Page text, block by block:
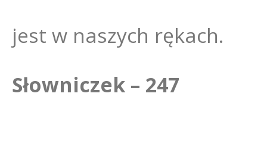
jest w naszych rękach.
Słowniczek – 247